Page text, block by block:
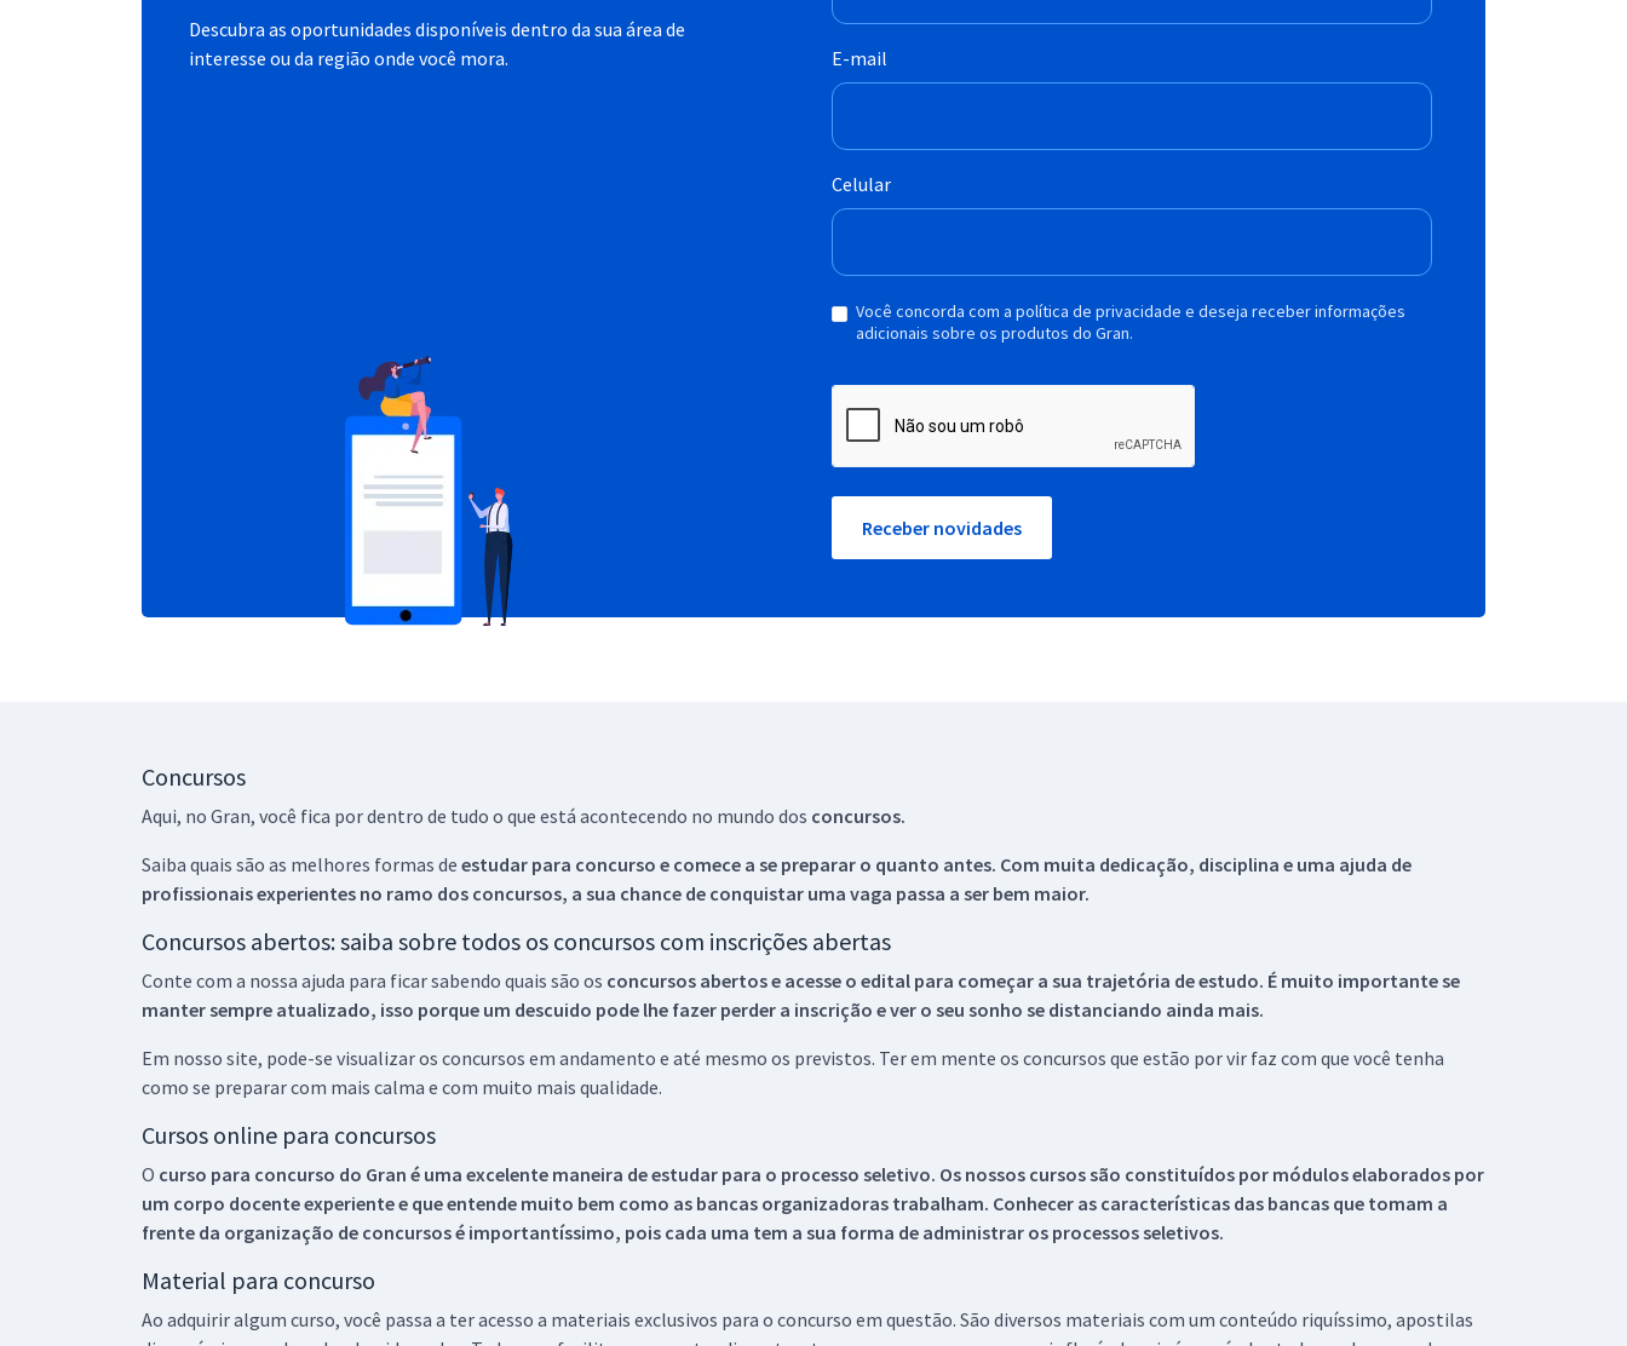
Descubra as oportunidades disponíveis dentro da sua área de
interesse ou da região onde você mora.
E-mail
Celular
Você concorda com a política de privacidade e deseja receber informações
adicionais sobre os produtos do Gran.
Receber novidades
Concursos
Aqui, no Gran, você fica por dentro de tudo o que está acontecendo no mundo dos concursos.
Saiba quais são as melhores formas de estudar para concurso e comece a se preparar o quanto antes. Com muita dedicação, disciplina e uma ajuda de
profissionais experientes no ramo dos concursos, a sua chance de conquistar uma vaga passa a ser bem maior.
Concursos abertos: saiba sobre todos os concursos com inscrições abertas
Conte com a nossa ajuda para ficar sabendo quais são os concursos abertos e acesse o edital para começar a sua trajetória de estudo. É muito importante se
manter sempre atualizado, isso porque um descuido pode lhe fazer perder a inscrição e ver o seu sonho se distanciando ainda mais.
Em nosso site, pode-se visualizar os concursos em andamento e até mesmo os previstos. Ter em mente os concursos que estão por vir faz com que você tenha
como se preparar com mais calma e com muito mais qualidade.
Cursos online para concursos
O curso para concurso do Gran é uma excelente maneira de estudar para o processo seletivo. Os nossos cursos são constituídos por módulos elaborados por
um corpo docente experiente e que entende muito bem como as bancas organizadoras trabalham. Conhecer as características das bancas que tomam a
frente da organização de concursos é importantíssimo, pois cada uma tem a sua forma de administrar os processos seletivos.
Material para concurso
Ao adquirir algum curso, você passa a ter acesso a materiais exclusivos para o concurso em questão. São diversos materiais com um conteúdo riquíssimo, apostilas